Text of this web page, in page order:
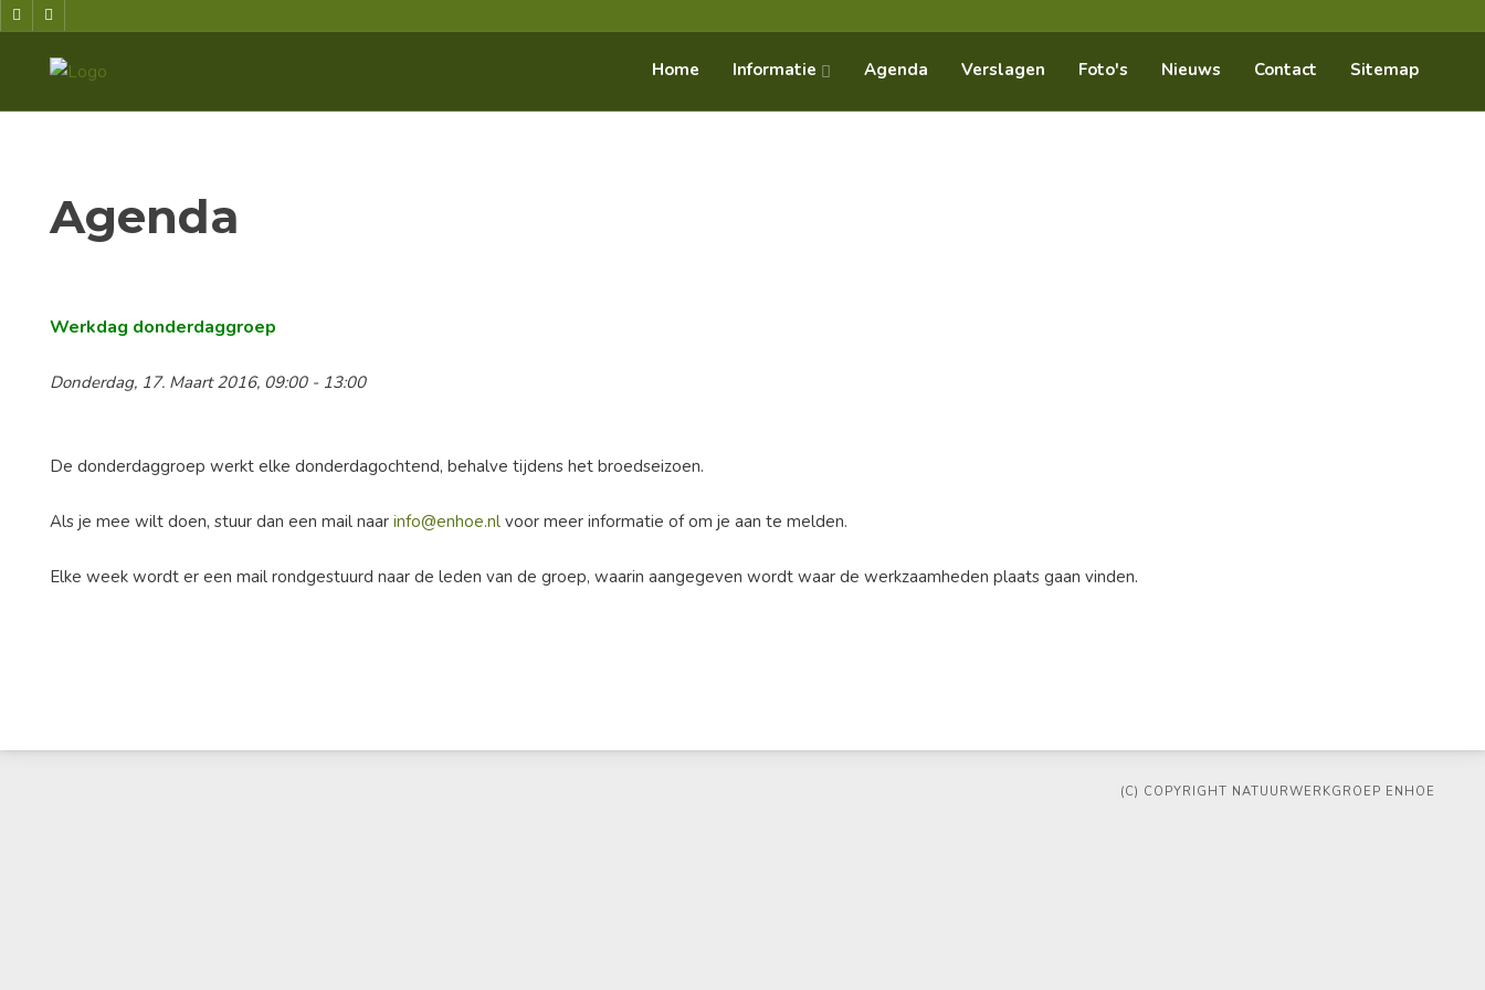
Home Informatie Agenda Verslagen Foto's Nieuws Contact Sitemap
Agenda
Werkdag donderdaggroep
Donderdag, 17. Maart 2016, 09:00 - 13:00
De donderdaggroep werkt elke donderdagochtend, behalve tijdens het broedseizoen.
Als je mee wilt doen, stuur dan een mail naar info@enhoe.nl voor meer informatie of om je aan te melden.
Elke week wordt er een mail rondgestuurd naar de leden van de groep, waarin aangegeven wordt waar de werkzaamheden plaats gaan vinden.
(C) COPYRIGHT NATUURWERKGROEP ENHOE